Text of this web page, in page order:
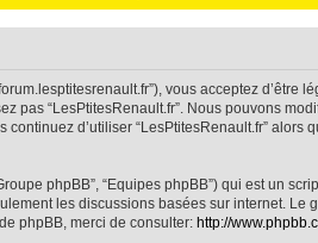
vous acceptez
pas “LesPtitesRenault.fr”. Nous pouvons
d’utiliser “LesPtitesRenault.fr” alors
phpBB”, “Equipes phpBB”) qui est un
les discussions basées sur internet. Le
phpBB, merci de consulter: http://